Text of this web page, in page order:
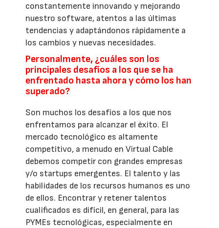
constantemente innovando y mejorando
nuestro software, atentos a las últimas
tendencias y adaptándonos rápidamente a
los cambios y nuevas necesidades.
Personalmente, ¿cuáles son los
principales desafíos a los que se ha
enfrentado hasta ahora y cómo los han
superado?
Son muchos los desafíos a los que nos
enfrentamos para alcanzar el éxito. El
mercado tecnológico es altamente
competitivo, a menudo en Virtual Cable
debemos competir con grandes empresas
y/o startups emergentes. El talento y las
habilidades de los recursos humanos es uno
de ellos. Encontrar y retener talentos
cualificados es difícil, en general, para las
PYMEs tecnológicas, especialmente en